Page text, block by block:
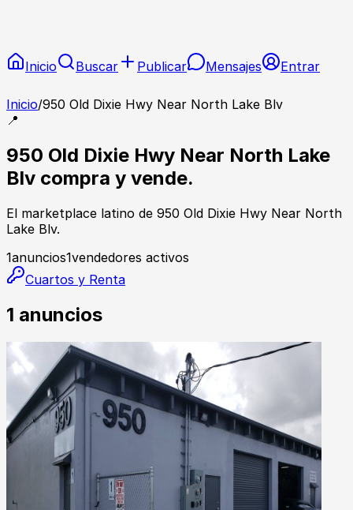
Inicio Buscar Publicar Mensajes Entrar
Inicio/950 Old Dixie Hwy Near North Lake Blv
📍
950 Old Dixie Hwy Near North Lake
Blv compra y vende.
El marketplace latino de 950 Old Dixie Hwy Near North
Lake Blv.
1anuncios1vendedores activos
Cuartos y Renta
1 anuncios